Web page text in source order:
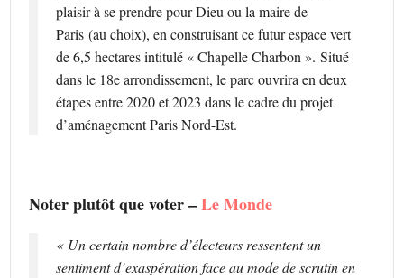
plaisir à se prendre pour Dieu ou la maire de
Paris (au choix), en construisant ce futur espace vert
de 6,5 hectares intitulé « Chapelle Charbon ». Situé
dans le 18e arrondissement, le parc ouvrira en deux
étapes entre 2020 et 2023 dans le cadre du projet
d’aménagement Paris Nord-Est.
Noter plutôt que voter –Le Monde
« Un certain nombre d’électeurs ressentent un
sentiment d’exaspération face au mode de scrutin en